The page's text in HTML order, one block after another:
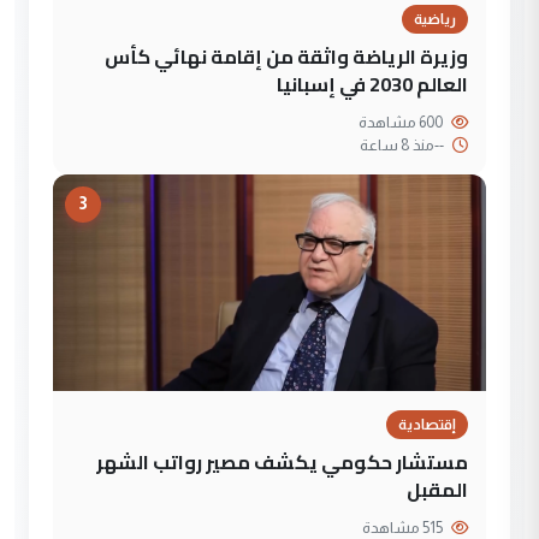
رياضية
وزيرة الرياضة واثقة من إقامة نهائي كأس
العالم 2030 في إسبانيا
--منذ 8 ساعة
3
إقتصادية
مستشار حكومي يكشف مصير رواتب الشهر
المقبل